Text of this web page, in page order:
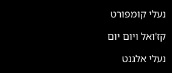
נעלי קומפורט
קז'ואל ויום יום
נעלי אלגנט